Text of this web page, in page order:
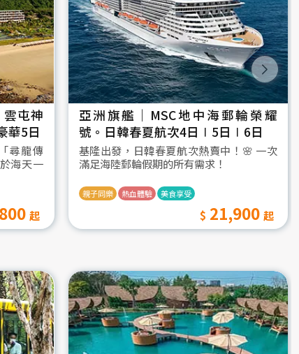
屯神
華5日
尋龍傳
海天一
亞洲旗艦｜MSC地中海郵輪榮耀
號。日韓春夏航次4日∣5日∣6日
基隆出發，日韓春夏航次熱賣中！🌸 一次
滿足海陸郵輪假期的所有需求！
親子同樂 熱血體驗 美食享受
21,900